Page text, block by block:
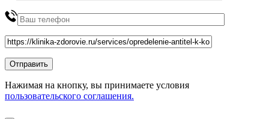
Нажимая на кнопку, вы принимаете условия
пользовательского соглашения.